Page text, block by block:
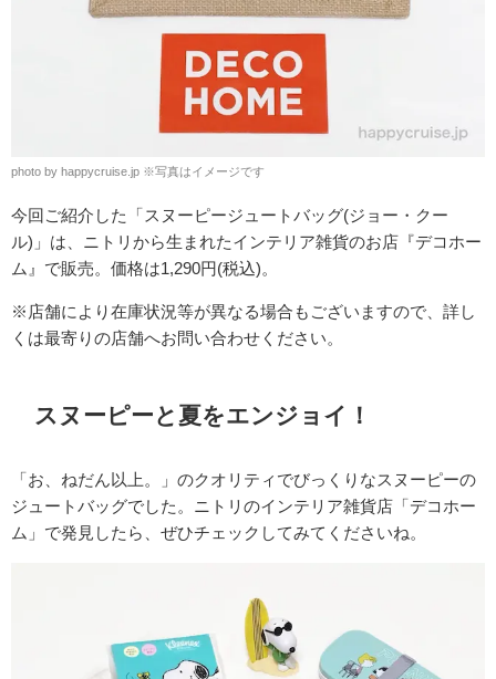
photo by happycruise.jp ※写真はイメージです
今回ご紹介した「スヌーピージュートバッグ(ジョー・クー
ル)」は、ニトリから生まれたインテリア雑貨のお店『デコホー
ム』で販売。価格は1,290円(税込)。
※店舗により在庫状況等が異なる場合もございますので、詳し
くは最寄りの店舗へお問い合わせください。
スヌーピーと夏をエンジョイ！
「お、ねだん以上。」のクオリティでびっくりなスヌーピーの
ジュートバッグでした。ニトリのインテリア雑貨店「デコホー
ム」で発見したら、ぜひチェックしてみてくださいね。